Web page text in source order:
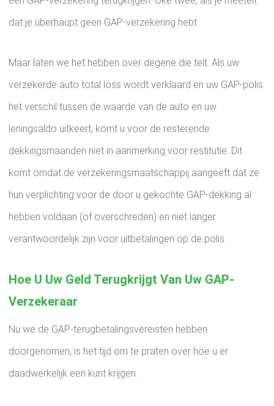
dat je überhaupt geen GAP-verzekering hebt.
Maar laten we het hebben over degene die telt. Als uw
verzekerde auto total loss wordt verklaard en uw GAP-polis
het verschil tussen de waarde van de auto en uw
leningsaldo uitkeert, komt u voor de resterende
dekkingsmaanden niet in aanmerking voor restitutie. Dit
komt omdat de verzekeringsmaatschappij aangeeft dat ze
hun verplichting voor de door u gekochte GAP-dekking al
hebben voldaan (of overschreden) en niet langer
verantwoordelijk zijn voor uitbetalingen op de polis.
Hoe U Uw Geld Terugkrijgt Van Uw GAP-
Verzekeraar
Nu we de GAP-terugbetalingsvereisten hebben
doorgenomen, is het tijd om te praten over hoe u er
daadwerkelijk een kunt krijgen.